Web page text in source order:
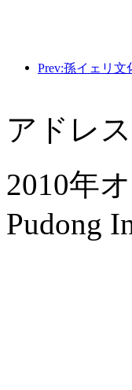
アドレ
2010年
Pudong